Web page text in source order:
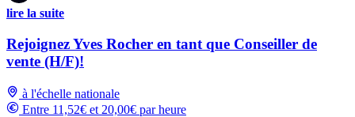
lire la suite
Rejoignez Yves Rocher en tant que Conseiller de
vente (H/F)!
à l'échelle nationale
Entre 11,52€ et 20,00€ par heure